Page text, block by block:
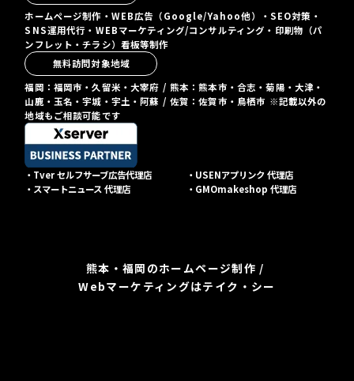
ホームページ制作・WEB広告（Google/Yahoo他）・SEO対策・
SNS運用代行・WEBマーケティング/コンサルティング・印刷物（パ
ンフレット・チラシ）看板等制作
無料訪問対象地域
福岡：福岡市・久留米・大宰府 / 熊本：熊本市・合志・菊陽・大津・
山鹿・玉名・宇城・宇土・阿蘇 / 佐賀：佐賀市・鳥栖市 ※記載以外の
地域もご相談可能です
・Tver セルフサーブ広告代理店
・USENアプリンク 代理店
・スマートニュース 代理店
・GMOmakeshop 代理店
熊本・福岡のホームページ制作 /
Webマーケティングはテイク・シー